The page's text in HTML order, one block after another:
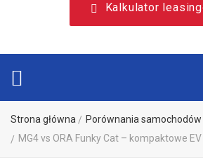
Kalkulator
Strona główna
Porównania samochodów
MG4 vs ORA Funky Cat – kompaktowe